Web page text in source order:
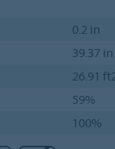
0.2 in
39.37
26.91
59%
100%